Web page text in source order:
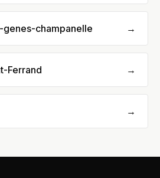
genes-champanelle →
Ferrand →
→